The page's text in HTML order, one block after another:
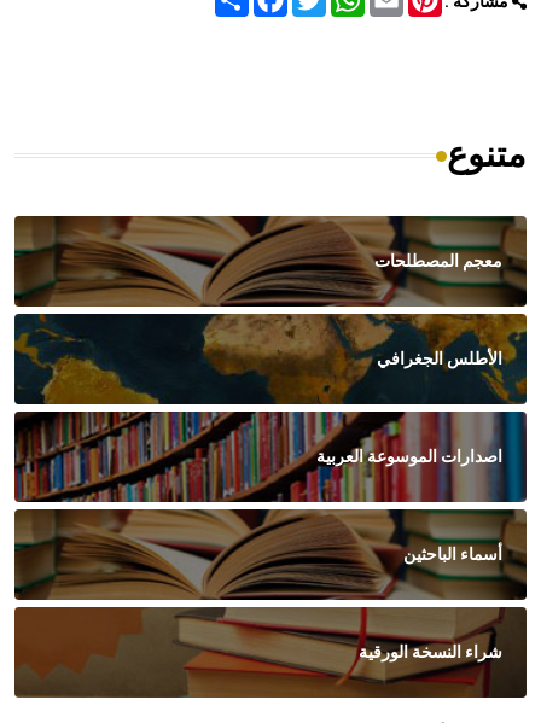
متنوع
معجم المصطلحات
الأطلس الجغرافي
اصدارات الموسوعة العربية
أسماء الباحثين
شراء النسخة الورقية